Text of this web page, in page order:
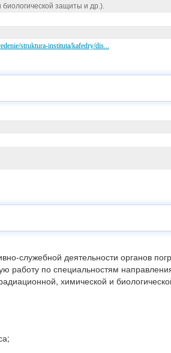
защиты и др.).
struktura-instituta/kafedry/dis...
служебной деятельности органов
работу по специальностям
химической и